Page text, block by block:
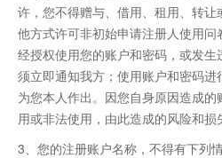
许，您不得赠与、借用、租用、转
他方式许可非初始申请注册人使用
经授权使用您的账户和密码，或发
须立即通知我方；使用账户和密码
为您本人作出。因您自身原因造成
用或非法使用，由此造成的风险和损
3、您的注册账户名称，不得有下列